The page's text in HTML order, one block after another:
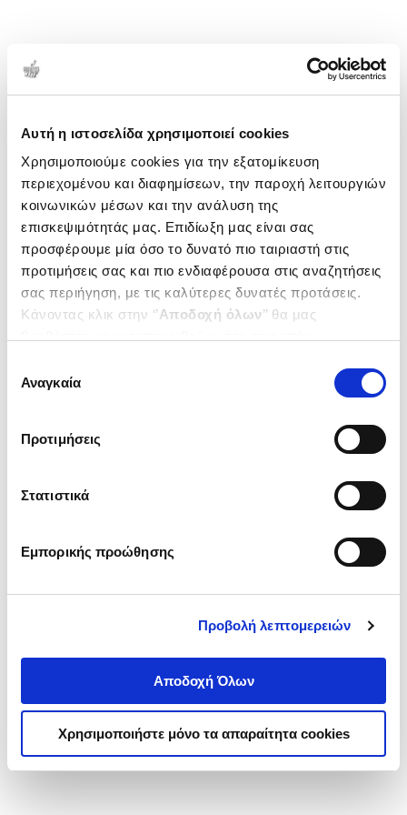
Αυτή η ιστοσελίδα χρησιμοποιεί cookies
Χρησιμοποιούμε cookies για την εξατομίκευση
περιεχομένου και διαφημίσεων, την παροχή λειτουργιών
κοινωνικών μέσων και την ανάλυση της
επισκεψιμότητάς μας. Επιδίωξη μας είναι σας
προσφέρουμε μία όσο το δυνατό πιο ταιριαστή στις
προτιμήσεις σας και πιο ενδιαφέρουσα στις αναζητήσεις
σας περιήγηση, με τις καλύτερες δυνατές προτάσεις.
Κάνοντας κλικ στην ‘’Αποδοχή όλων’’ θα μας
ενδιαφέρουν και να επιλέξετε από τα παρακάτω με την
΄΄και να ενημερωθείτε σχετικά με
συγκατάθεσης
Αναγκαία
Προτιμήσεις
Στατιστικά
Εμπορικής προώθησης
Προβολή λεπτομερειών
Αποδοχή Όλων
Χρησιμοποιήστε μόνο τα απαραίτητα cookies